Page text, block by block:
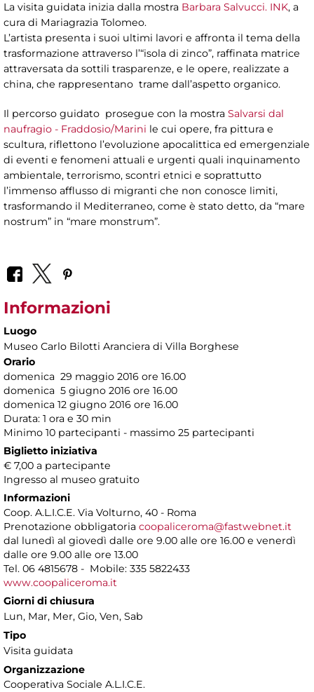
La visita guidata inizia dalla mostra Barbara Salvucci. INK, a
cura di Mariagrazia Tolomeo.
L’artista presenta i suoi ultimi lavori e affronta il tema della
trasformazione attraverso l’“isola di zinco”, raffinata matrice
attraversata da sottili trasparenze, e le opere, realizzate a
china, che rappresentano trame dall’aspetto organico.
Il percorso guidato prosegue con la mostra Salvarsi dal
naufragio - Fraddosio/Marini le cui opere, fra pittura e
scultura, riflettono l’evoluzione apocalittica ed emergenziale
di eventi e fenomeni attuali e urgenti quali inquinamento
ambientale, terrorismo, scontri etnici e soprattutto
l’immenso afflusso di migranti che non conosce limiti,
trasformando il Mediterraneo, come è stato detto, da “mare
nostrum” in “mare monstrum”.
Informazioni
Luogo
Museo Carlo Bilotti Aranciera di Villa Borghese
Orario
domenica 29 maggio 2016 ore 16.00
domenica 5 giugno 2016 ore 16.00
domenica 12 giugno 2016 ore 16.00
Durata: 1 ora e 30 min
Minimo 10 partecipanti - massimo 25 partecipanti
Biglietto iniziativa
€ 7,00 a partecipante
Ingresso al museo gratuito
Informazioni
Coop. A.L.I.C.E. Via Volturno, 40 - Roma
Prenotazione obbligatoria coopaliceroma@fastwebnet.it
dal lunedì al giovedì dalle ore 9.00 alle ore 16.00 e venerdì
dalle ore 9.00 alle ore 13.00
Tel. 06 4815678 - Mobile: 335 5822433
www.coopaliceroma.it
Giorni di chiusura
Lun, Mar, Mer, Gio, Ven, Sab
Tipo
Visita guidata
Organizzazione
Cooperativa Sociale A.L.I.C.E.